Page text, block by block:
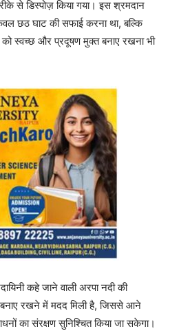
से डिस्पोज़ किया गया। इस श्रमदान
छठ घाट की सफाई करना था, बल्कि
स्वच्छ और प्रदूषण मुक्त बनाए रखना भी
कहे जाने वाली अरपा नदी की
रखने में मदद मिली है, जिससे आने
का संरक्षण सुनिश्चित किया जा सकेगा।